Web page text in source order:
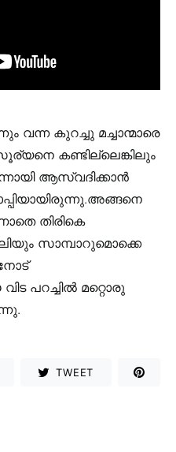
വന്ന കുറച്ചു മച്ചാന്മാരെ
കണ്ടില്ലെങ്കിലും
ആസ്വദിക്കാൻ
തിരികെ
സാമ്പാറുമൊക്കെ
പറച്ചിൽ മറ്റൊരു
TWEET